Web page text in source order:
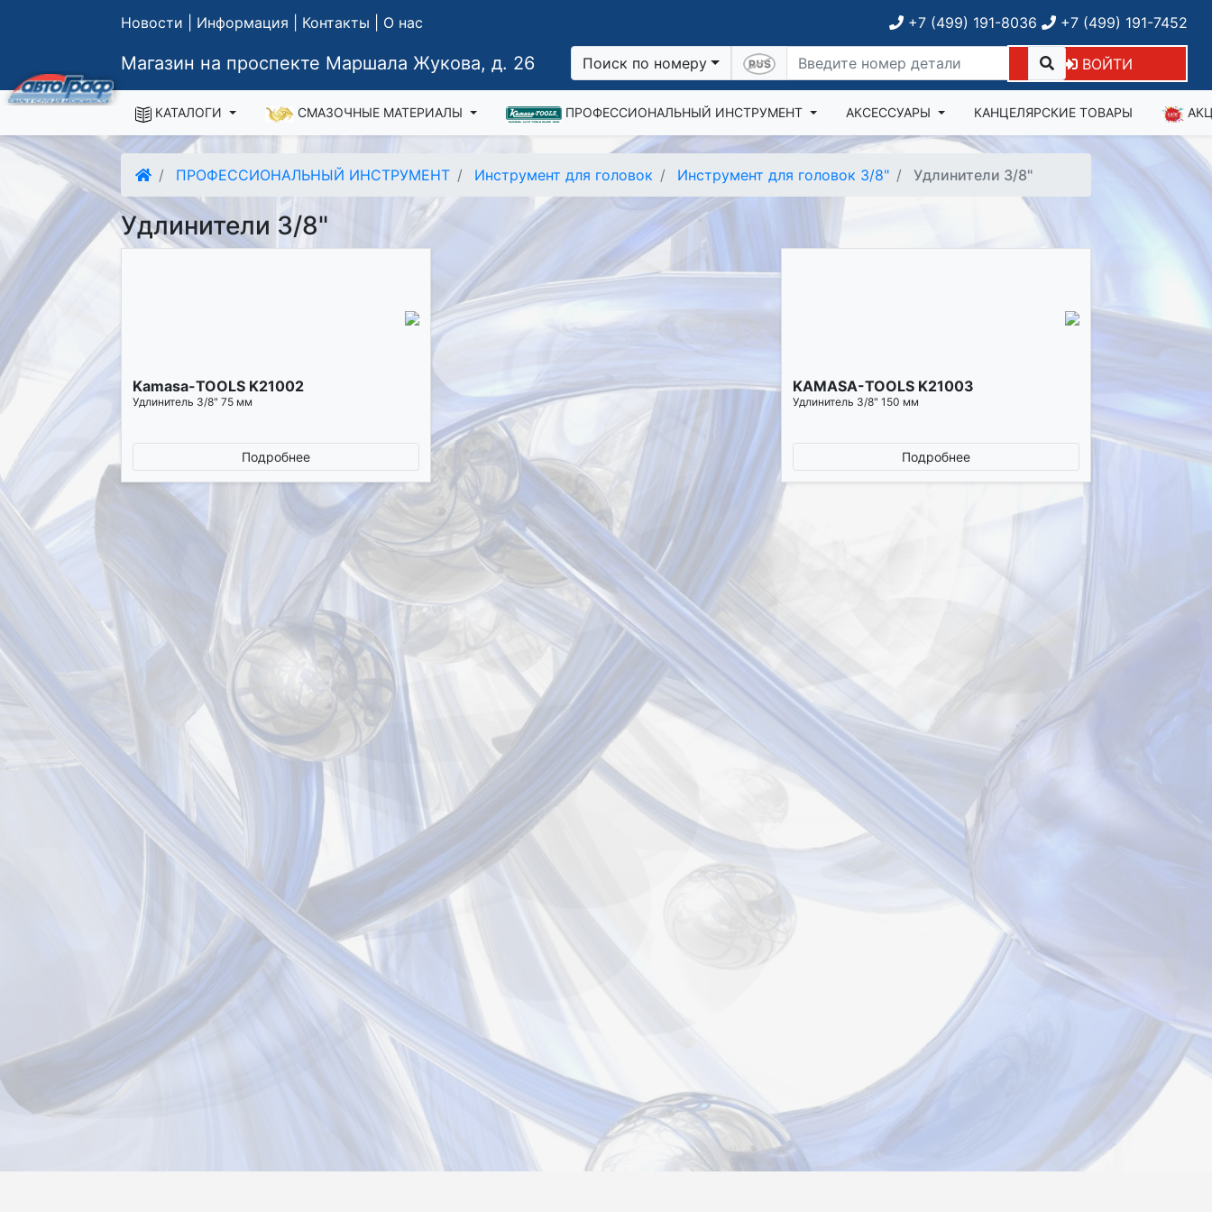
Новости Информация Контакты О нас +7 (499) 191-8036 +7 (499) 191-7452
Магазин на проспекте Маршала Жукова, д. 26 Поиск по номеру ВОЙТИ
КАТАЛОГИ СМАЗОЧНЫЕ МАТЕРИАЛЫ ПРОФЕССИОНАЛЬНЫЙ ИНСТРУМЕНТ АКСЕССУАРЫ КАНЦЕЛЯРСКИЕ ТОВАРЫ
ПРОФЕССИОНАЛЬНЫЙ ИНСТРУМЕНТ Инструмент для головок Инструмент для головок 3/8" Удлинители 3/8"
Удлинители 3/8"
Kamasa-TOOLS K21002
Удлинитель 3/8" 75 мм
Подробнее
KAMASA-TOOLS K21003
Удлинитель 3/8" 150 мм
Подробнее